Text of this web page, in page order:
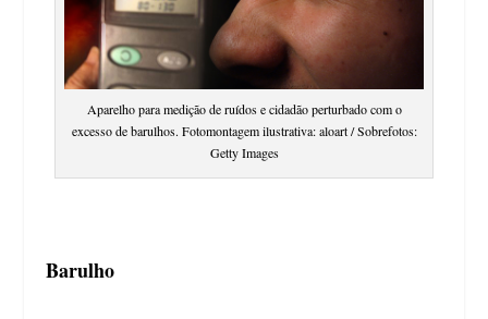
Aparelho para medição de ruídos e cidadão perturbado com o
excesso de barulhos. Fotomontagem ilustrativa: aloart / Sobrefotos:
Getty Images
Barulho